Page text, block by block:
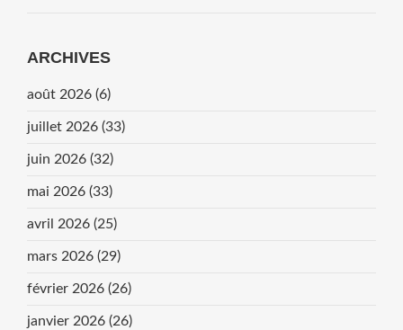
ARCHIVES
août 2026 (6)
juillet 2026 (33)
juin 2026 (32)
mai 2026 (33)
avril 2026 (25)
mars 2026 (29)
février 2026 (26)
janvier 2026 (26)